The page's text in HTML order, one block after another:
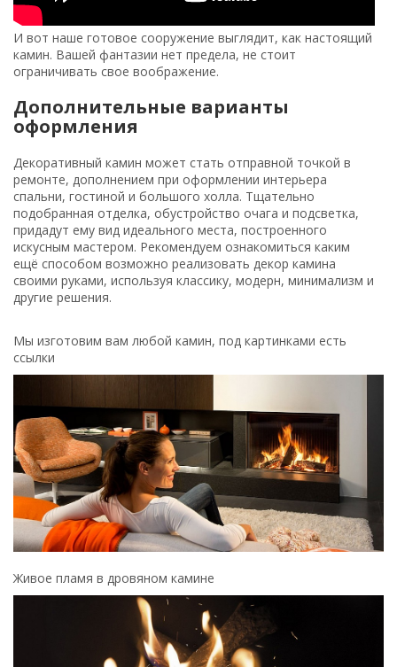
И вот наше готовое сооружение выглядит, как настоящий
камин. Вашей фантазии нет предела, не стоит
ограничивать свое воображение.
Дополнительные варианты
оформления
Декоративный камин может стать отправной точкой в
ремонте, дополнением при оформлении интерьера
спальни, гостиной и большого холла. Тщательно
подобранная отделка, обустройство очага и подсветка,
придадут ему вид идеального места, построенного
искусным мастером. Рекомендуем ознакомиться каким
ещё способом возможно реализовать декор камина
своими руками, используя классику, модерн, минимализм и
другие решения.
Мы изготовим вам любой камин, под картинками есть
ссылки
Живое пламя в дровяном камине